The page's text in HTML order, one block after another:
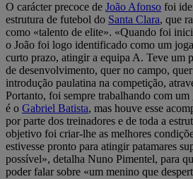
O carácter precoce de João Afonso foi
estrutura de futebol do Santa Clara, que
como «talento de elite». «Quando foi
o João foi logo identificado como um
curto prazo, atingir a equipa A. Teve um
de desenvolvimento, quer no campo,
introdução paulatina na competição,
Portanto, foi sempre trabalhando com um
é o Gabriel Batista, mas houve esse
por parte dos treinadores e de toda a
objetivo foi criar-lhe as melhores
estivesse pronto para atingir patamares
possível», detalha Nuno Pimentel, para
poder falar sobre «um menino que